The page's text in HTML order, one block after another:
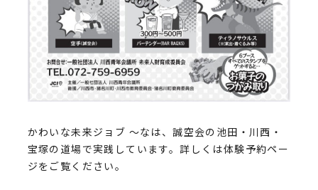
かわいな未来ジョブ ～なは、誠空会の池田・川西・
宝塚の道場で実践しています。詳しくは体験予約ペー
ジをご覧ください。